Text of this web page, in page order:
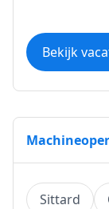
Bekijk
Sittard